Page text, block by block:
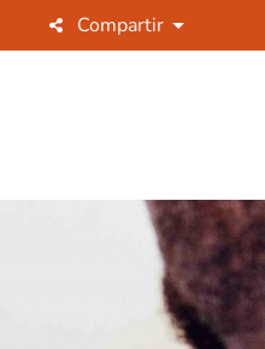
Compartir